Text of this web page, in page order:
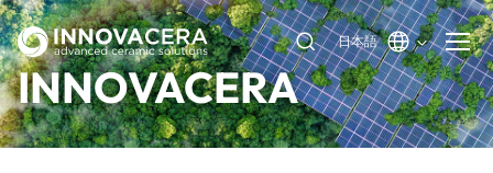
日本語
INNOVACERA